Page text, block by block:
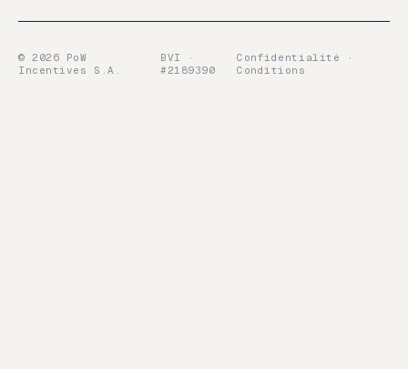
© 2026 PoW
Incentives S.A.
BVI ·
#2189390
Confidentialité ·
Conditions